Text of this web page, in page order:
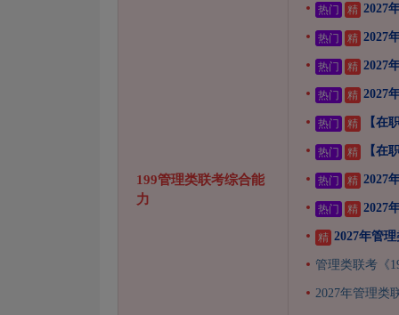
199管理类联考综合能
力
热门 精 2027
热门 精 2027
热门 精 2027
热门 精 2027
热门 精 【在
热门 精 【在
热门 精 2027
热门 精 2027
精 2027年管
管理类联考《
2027年管理类